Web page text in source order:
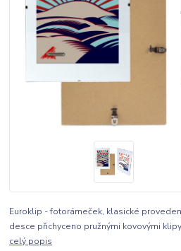
Euroklip - fotorámeček, klasické
desce přichyceno pružnými kovovými
celý popis